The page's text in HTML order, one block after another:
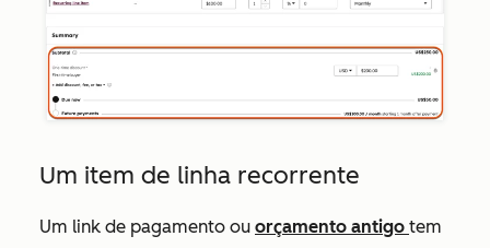
Um item de linha recorrente
Um link de pagamento ou orçamento antigo tem